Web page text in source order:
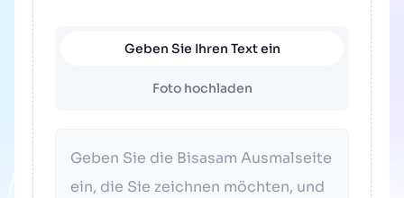
Geben Sie Ihren Text ein
Foto hochladen